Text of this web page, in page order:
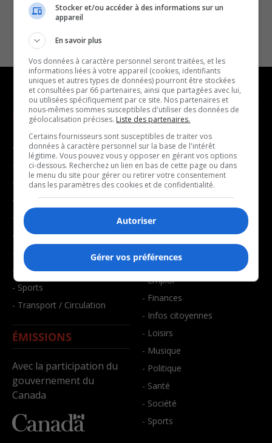
NOUVELLES
- Affaires municipales
- Communauté / Social
- Culture
- Économie
- Éducation
- Environnement
- Faits divers
- Santé et bien-être
- Sports
- Transport / Circulation
ÉMISSIONS
Avec la participation du
gouvernement du
Canada
MUSIQUE
- Décompte franco
- Joué récemment
BALADOS
- Affaires
- Art de vivre
- Bien-être
- Emploi
- Finances
- Infos citoyennes
- Loisirs
- Musique
- Politique
- Santé
- Société
- Sports
Stocker et/ou accéder à des informations sur un
appareil
En savoir plus
Vos données à caractère personnel seront traitées, et les
informations liées à votre appareil (cookies, identifiants
uniques et autres types de données) pourront être stockées
et consultées par 66 partenaires, ainsi que partagées avec lui,
ou utilisées spécifiquement par ce site. Nos partenaires et
nous-mêmes sommes susceptibles d'utiliser des données de
géolocalisation précises. Liste des partenaires.
Certains fournisseurs sont susceptibles de traiter vos
données à caractère personnel sur la base de l'intérêt
légitime. Vous pouvez vous y opposer en gérant vos options
ci-dessous. Recherchez un lien en bas de cette page ou dans
le menu du site pour gérer ou retirer votre consentement
dans les paramètres des cookies et de confidentialité.
Autoriser
Gérer vos préférences